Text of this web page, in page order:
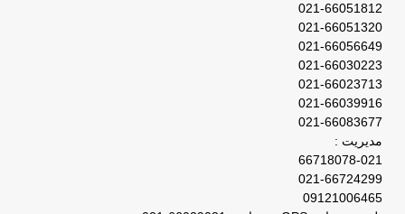
021-66051812
021-66051320
021-66056649
021-66030223
021-66023713
021-66039916
021-66083677
مدیریت :
66718078-021
021-66724299
09121006465